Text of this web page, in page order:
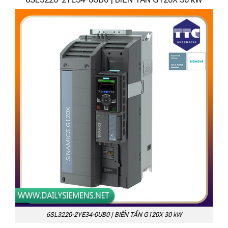
6SL3220-2YE34-0UB0 | BIẾN TẦN G120X 30 kW